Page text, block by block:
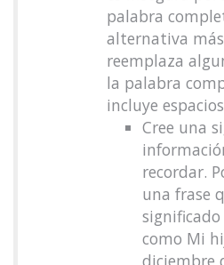
palabra
alternativa
reemplaza
la palabra
incluye
Cree una
recordar.
una frase
como Mi
diciembre